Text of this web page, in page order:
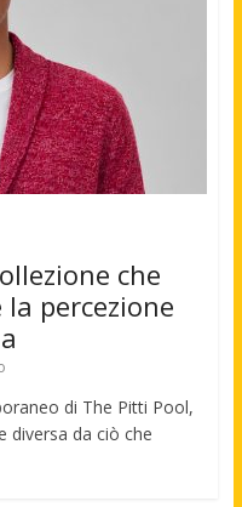
che
percezione
di The Pitti Pool,
diversa da ciò che